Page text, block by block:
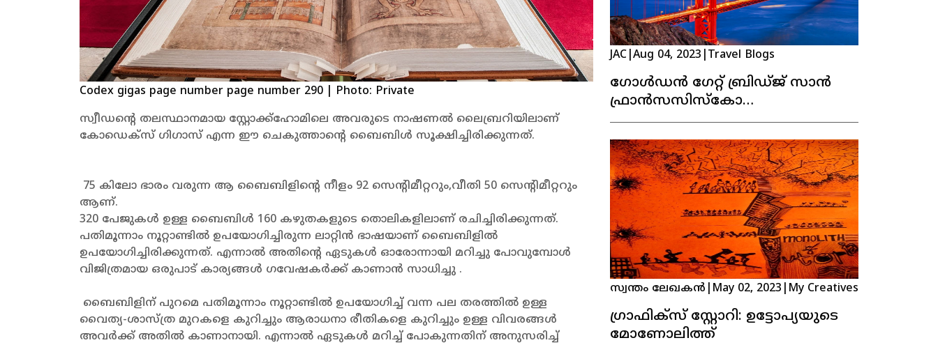
Codex gigas page number page number 290
| Photo: Private
സ്വീഡന്റെ തലസ്ഥാനമായ സ്റ്റോക്ക്ഹോമിലെ അവരുടെ നാഷണൽ ലൈബ്രറിയിലാണ്
കോഡെക്സ് ഗിഗാസ് എന്ന ഈ ചെകുത്താന്റെ ബൈബിൾ സൂക്ഷിച്ചിരിക്കുന്നത്.
75 കിലോ ഭാരം വരുന്ന ആ ബൈബിളിന്റെ നീളം 92 സെന്റിമീറ്ററും,വീതി 50 സെന്റിമീറ്ററും
ആണ്.
320 പേജുകൾ ഉള്ള ബൈബിൾ 160 കഴുതകളുടെ തൊലികളിലാണ് രചിച്ചിരിക്കുന്നത്.
പതിമൂന്നാം നൂറ്റാണ്ടിൽ ഉപയോഗിച്ചിരുന്ന ലാറ്റിൻ ഭാഷയാണ് ബൈബിളിൽ
ഉപയോഗിച്ചിരിക്കുന്നത്. എന്നാൽ അതിന്റെ ഏടുകൾ ഓരോന്നായി മറിച്ചു പോവുമ്പോൾ
വിജിത്രമായ ഒരുപാട് കാര്യങ്ങൾ ഗവേഷകർക്ക് കാണാൻ സാധിച്ചു .
ബൈബിളിന് പുറമെ പതിമൂന്നാം നൂറ്റാണ്ടിൽ ഉപയോഗിച്ച് വന്ന പല തരത്തിൽ ഉള്ള
വൈത്യ-ശാസ്ത്ര മുറകളെ കുറിച്ചും ആരാധനാ രീതികളെ കുറിച്ചും ഉള്ള വിവരങ്ങൾ
അവർക്ക് അതിൽ കാണാനായി. എന്നാൽ ഏടുകൾ മറിച്ച് പോകുന്നതിന് അനുസരിച്ച്
JAC Aug 04, 2023 Travel Blogs
ഗോൾഡൻ ഗേറ്റ് ബ്രിഡ്ജ് സാൻ
ഫ്രാൻസസിസ്കോ
കാലിഫോർണിയ
സ്വന്തം ലേഖകൻ May 02, 2023 My Creatives
ഗ്രാഫിക്സ് സ്റ്റോറി: ഉട്ടോപ്യയുടെ
മോണോലിത്ത്‍